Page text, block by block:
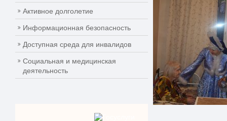
Активное долголетие
Информационная безопасность
Доступная среда для инвалидов
Социальная и медицинская
деятельность